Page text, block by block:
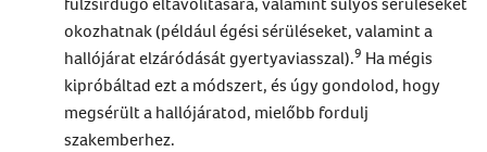
okozhatnak (például égési sérüléseket, valamint a
hallójárat elzáródását gyertyaviasszal).9 Ha mégis
kipróbáltad ezt a módszert, és úgy gondolod, hogy
megsérült a hallójáratod, mielőbb fordulj
szakemberhez.